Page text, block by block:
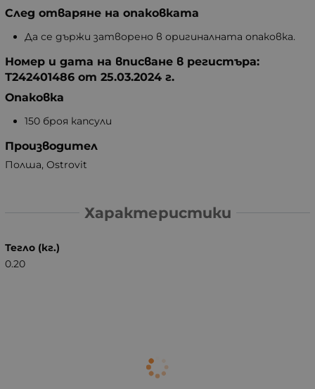
След отваряне на опаковката
Да се държи затворено в оригиналната опаковка.
Номер и дата на вписване в регистъра:
Т242401486 от 25.03.2024 г.
Опаковка
150 броя капсули
Производител
Полша, Ostrovit
Характеристики
Тегло (кг.)
0.20